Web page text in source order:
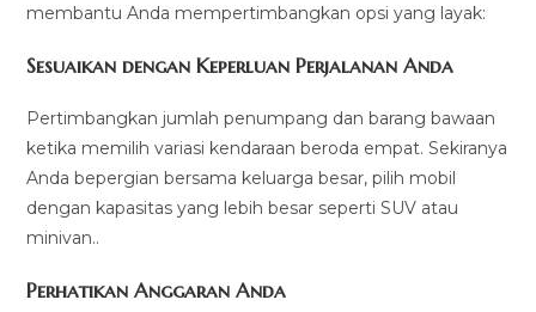
membantu Anda mempertimbangkan opsi yang layak:
Sesuaikan dengan Keperluan Perjalanan Anda
Pertimbangkan jumlah penumpang dan barang bawaan
ketika memilih variasi kendaraan beroda empat. Sekiranya
Anda bepergian bersama keluarga besar, pilih mobil
dengan kapasitas yang lebih besar seperti SUV atau
minivan..
Perhatikan Anggaran Anda